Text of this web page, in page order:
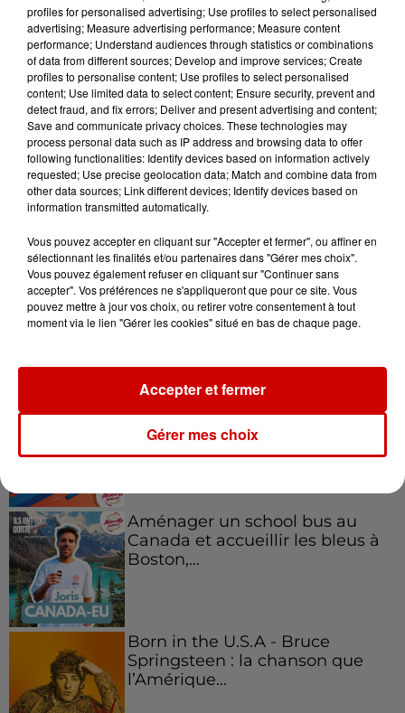
Destination Vacances - Gagnez
votre séjour en famille au cœur
de la...
Destination Vacances : inscrivez-
vous !
Kelly Massol, figure
emblématique de
l'entrepreneuriat féminin
Aménager un school bus au
Canada et accueillir les bleus à
Boston,...
Born in the U.S.A - Bruce
Springsteen : la chanson que
l’Amérique...
profiles for personalised advertising; Use profiles to select personalised
advertising; Measure advertising performance; Measure content
performance; Understand audiences through statistics or combinations
of data from different sources; Develop and improve services; Create
profiles to personalise content; Use profiles to select personalised
content; Use limited data to select content; Ensure security, prevent and
detect fraud, and fix errors; Deliver and present advertising and content;
Save and communicate privacy choices. These technologies may
process personal data such as IP address and browsing data to offer
following functionalities: Identify devices based on information actively
requested; Use precise geolocation data; Match and combine data from
other data sources; Link different devices; Identify devices based on
information transmitted automatically.
Vous pouvez accepter en cliquant sur "Accepter et fermer", ou affiner en
sélectionnant les finalités et/ou partenaires dans "Gérer mes choix".
Vous pouvez également refuser en cliquant sur "Continuer sans
accepter". Vos préférences ne s'appliqueront que pour ce site. Vous
pouvez mettre à jour vos choix, ou retirer votre consentement à tout
moment via le lien "Gérer les cookies" situé en bas de chaque page.
Gérer mes choix
Accepter et fermer